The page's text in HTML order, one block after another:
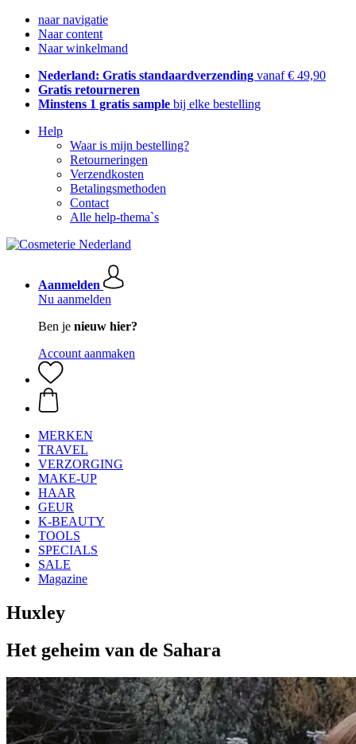
naar navigatie
Naar content
Naar winkelmand
Nederland: Gratis standaardverzending vanaf € 49,90
Gratis retourneren
Minstens 1 gratis sample bij elke bestelling
Help
Waar is mijn bestelling?
Retourneringen
Verzendkosten
Betalingsmethoden
Contact
Alle help-thema`s
Aanmelden
Nu aanmelden
Ben je nieuw hier?
Account aanmaken
MERKEN
TRAVEL
VERZORGING
MAKE-UP
HAAR
GEUR
K-BEAUTY
TOOLS
SPECIALS
SALE
Magazine
Huxley
Het geheim van de Sahara